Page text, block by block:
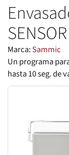
SENSOR
Marca: Sammic
Un programa
hasta 10 seg. de